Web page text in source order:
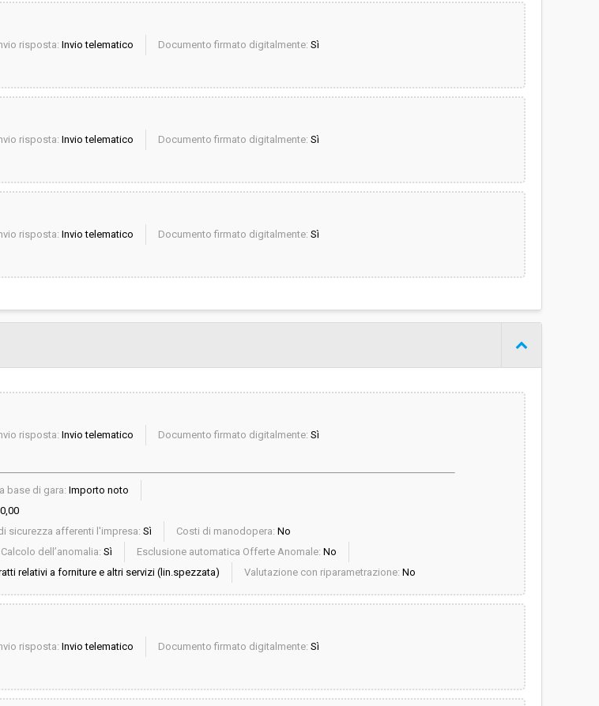
risposta: Invio telematico Documento firmato digitalmente: Sì
risposta: Invio telematico Documento firmato digitalmente: Sì
risposta: Invio telematico Documento firmato digitalmente: Sì
risposta: Invio telematico Documento firmato digitalmente: Sì
base di gara: Importo noto
sicurezza afferenti l'impresa: Sì Costi di manodopera: No
Calcolo dell’anomalia: Sì Esclusione automatica Offerte Anomale: No
relativi a forniture e altri servizi (lin.spezzata) Valutazione con riparametrazione: No
risposta: Invio telematico Documento firmato digitalmente: Sì